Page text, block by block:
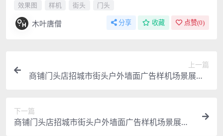
效果图
样机 街头 门头
木叶唐僧 分享 收藏 点赞(0)
上一篇
商铺门头店招城市街头户外墙面广告样机场景展示P
下一篇
商铺门头店招城市街头户外墙面广告样机场景展示P